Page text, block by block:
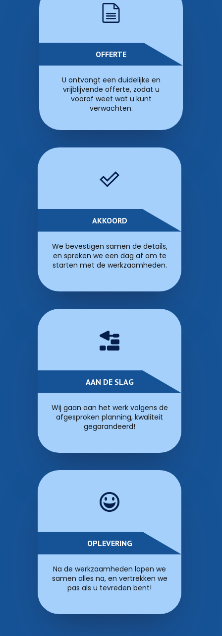
OFFERTE
U ontvangt een duidelijke en
vrijblijvende offerte, zodat u
vooraf weet wat u kunt
verwachten.
AKKOORD
We bevestigen samen de details,
en spreken we een dag af om te
starten met de werkzaamheden.
AAN DE SLAG
Wij gaan aan het werk volgens de
afgesproken planning, kwaliteit
gegarandeerd!
OPLEVERING
Na de werkzaamheden lopen we
samen alles na, en vertrekken we
pas als u tevreden bent!